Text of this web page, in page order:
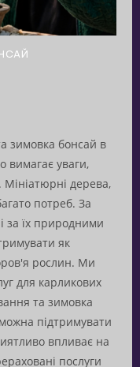
зимовка бонсай в
вимагає уваги,
Мініатюрні дерева,
потреб. За
за їх природними
як
рослин. Ми
для карликових
та зимовка
підтримувати
впливає на
послуги